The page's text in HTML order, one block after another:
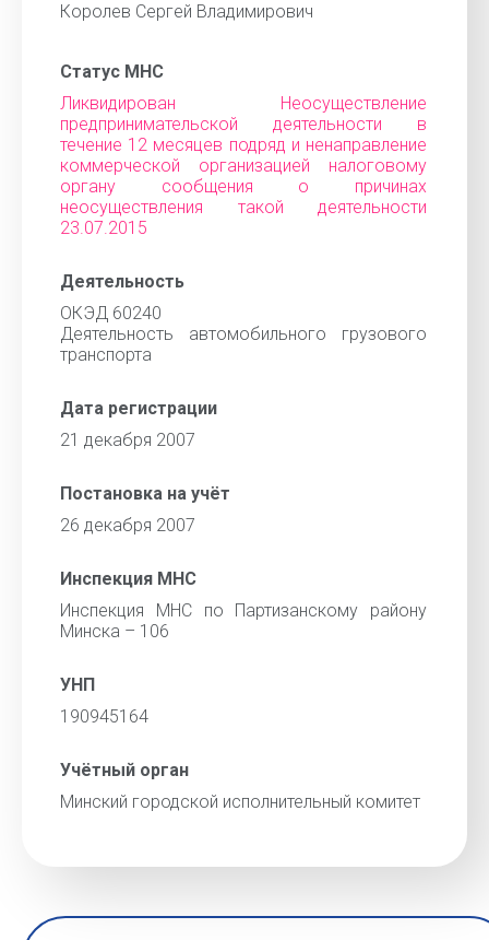
Королев Сергей Владимирович
Статус МНС
Ликвидирован Неосуществление
предпринимательской деятельности в
течение 12 месяцев подряд и ненаправление
коммерческой организацией налоговому
органу сообщения о причинах
неосуществления такой деятельности
23.07.2015
Деятельность
ОКЭД 60240
Деятельность автомобильного грузового
транспорта
Дата регистрации
21 декабря 2007
Постановка на учёт
26 декабря 2007
Инспекция МНС
Инспекция МНС по Партизанскому району
Минска – 106
УНП
190945164
Учётный орган
Минский городской исполнительный комитет